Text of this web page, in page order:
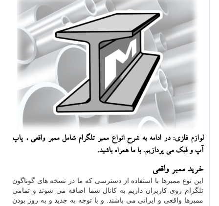
لوازم فلزی: در ادامه به شرح انواع ممبر تلگرام شامل ممبر واقعی ، پاپ
آپ و فیك می پردازیم. با ما همراه باشید.
خرید ممبر واقعی
این نوع ممبرها با استفاده از دسترسی که ما در نسخه های گوناگون
تلگرام روی کاربران داریم به کانال شما اضافه می شوند و تمامی
ممبرها واقعی و ایرانی می باشند. و با توجه به جدید و به روز بودن